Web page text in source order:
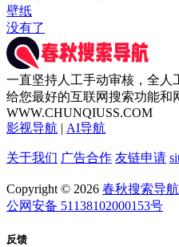
壁纸
没有了
一直坚持人工手动审核，全人
给您最好的互联网搜索功能和
WWW.CHUNQIUSS.COM
影视导航 | AI导航
关于我们 广告合作 友链申请
Copyright © 2026 春秋搜索导航
公网安备 51138102000153号
反馈